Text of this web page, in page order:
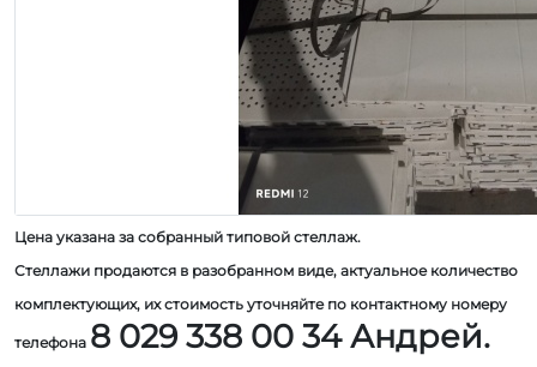
Цена указана за собранный типовой стеллаж.
Стеллажи продаются в разобранном виде, актуальное количество
комплектующих, их стоимость уточняйте по контактному номеру
телефона 8 029 338 00 34 Андрей.